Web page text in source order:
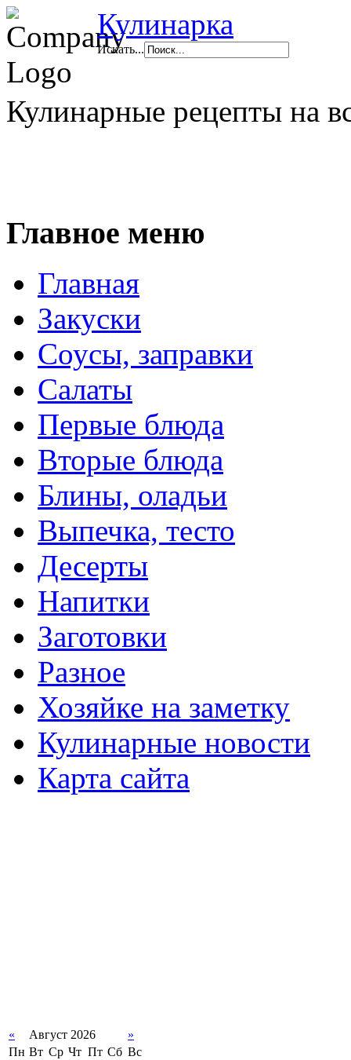
Кулинарка
Искать...
Кулинарные рецепты на
Главное меню
Главная
Закуски
Соусы, заправки
Салаты
Первые блюда
Вторые блюда
Блины, оладьи
Выпечка, тесто
Десерты
Напитки
Заготовки
Разное
Хозяйке на заметку
Кулинарные новости
Карта сайта
« Август 2026
»
Пн Вт Ср Чт Пт Сб Вс